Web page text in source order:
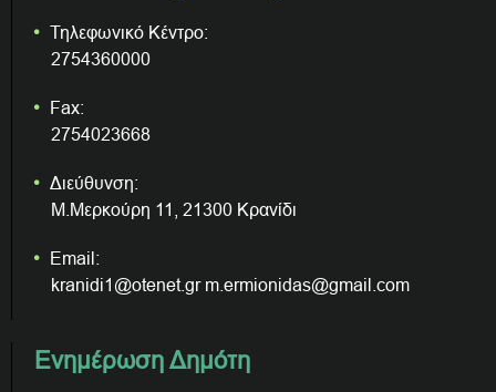
Τηλεφωνικό Κέντρο:
2754360000
Fax:
2754023668
Διεύθυνση:
Μ.Μερκούρη 11, 21300 Κρανίδι
Email:
kranidi1@otenet.gr m.ermionidas@gmail.com
Ενημέρωση Δημότη